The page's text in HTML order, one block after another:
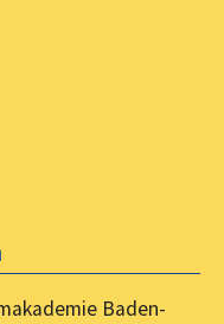
Baden-